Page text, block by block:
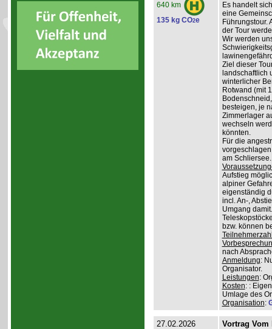
640 km
135 kg CO2e
Es handelt
eine
Führungstour.
der Tour
Wir werden
Ziel dieser
landschaftlich
winterlicher
Rotwand (mit
besteigen, je
Zimmerlager
wechseln
könnten.
Für die
am
Aufstieg
alpiner
eigenständig
incl. An-,
Umgang
bzw. können
nach
Anmeldung:
Organisator.
Leistungen:
Kosten: :
Umlage des
Organisation:
27.02.2026 Vortrag Vom